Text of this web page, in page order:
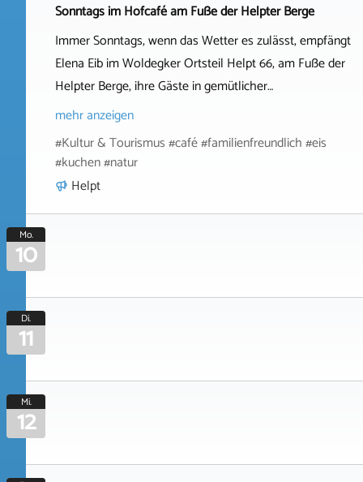
Sonntags im Hofcafé am Fuße der Helpter Berge
Immer Sonntags, wenn das Wetter es zulässt, empfängt
Elena Eib im Woldegker Ortsteil Helpt 66, am Fuße der
Helpter Berge, ihre Gäste in gemütlicher…
mehr anzeigen
#Kultur & Tourismus #café #familienfreundlich #eis
#kuchen #natur
Helpt
Mo.
10
Di.
11
Mi.
12